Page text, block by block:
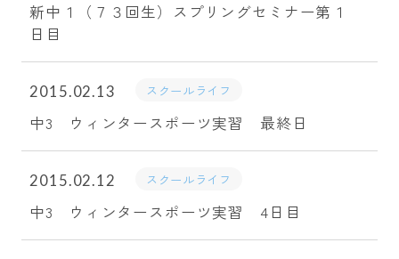
新中１（７３回生）スプリングセミナー第１
日目
2015.02.13 スクールライフ
中3 ウィンタースポーツ実習 最終日
2015.02.12 スクールライフ
中3 ウィンタースポーツ実習 4日目